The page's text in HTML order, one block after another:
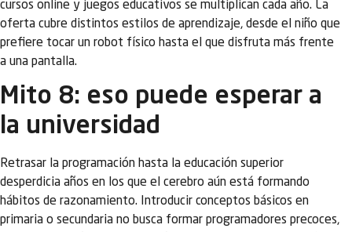
cursos online y juegos educativos se multiplican cada año. La
oferta cubre distintos estilos de aprendizaje, desde el niño que
prefiere tocar un robot físico hasta el que disfruta más frente
a una pantalla.
Mito 8: eso puede esperar a
la universidad
Retrasar la programación hasta la educación superior
desperdicia años en los que el cerebro aún está formando
hábitos de razonamiento. Introducir conceptos básicos en
primaria o secundaria no busca formar programadores precoces,